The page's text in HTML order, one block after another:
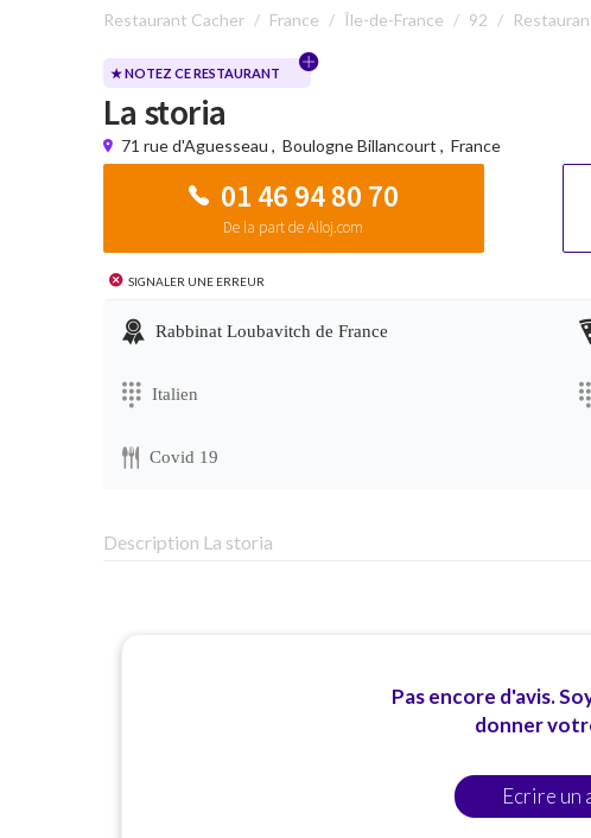
Restaurant Cacher France Île-de-France 92
★ NOTEZ CE RESTAURANT
La storia
71 rue d'Aguesseau , Boulogne Billancourt , France
01 46 94 80 70
De la part de Alloj.com
Signaler une erreur
Rabbinat Loubavitch de France
Italien
Covid 19
Description La storia
Pas encore d'avis.
donner
Ecrire un